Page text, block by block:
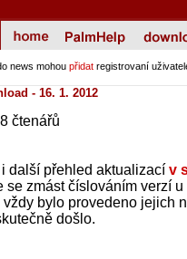
news mohou přidat registrovaní
- 16. 1. 2012
čtenářů
další přehled aktualizací v
se zmást číslováním verzí u
bylo provedeno jejich
došlo.